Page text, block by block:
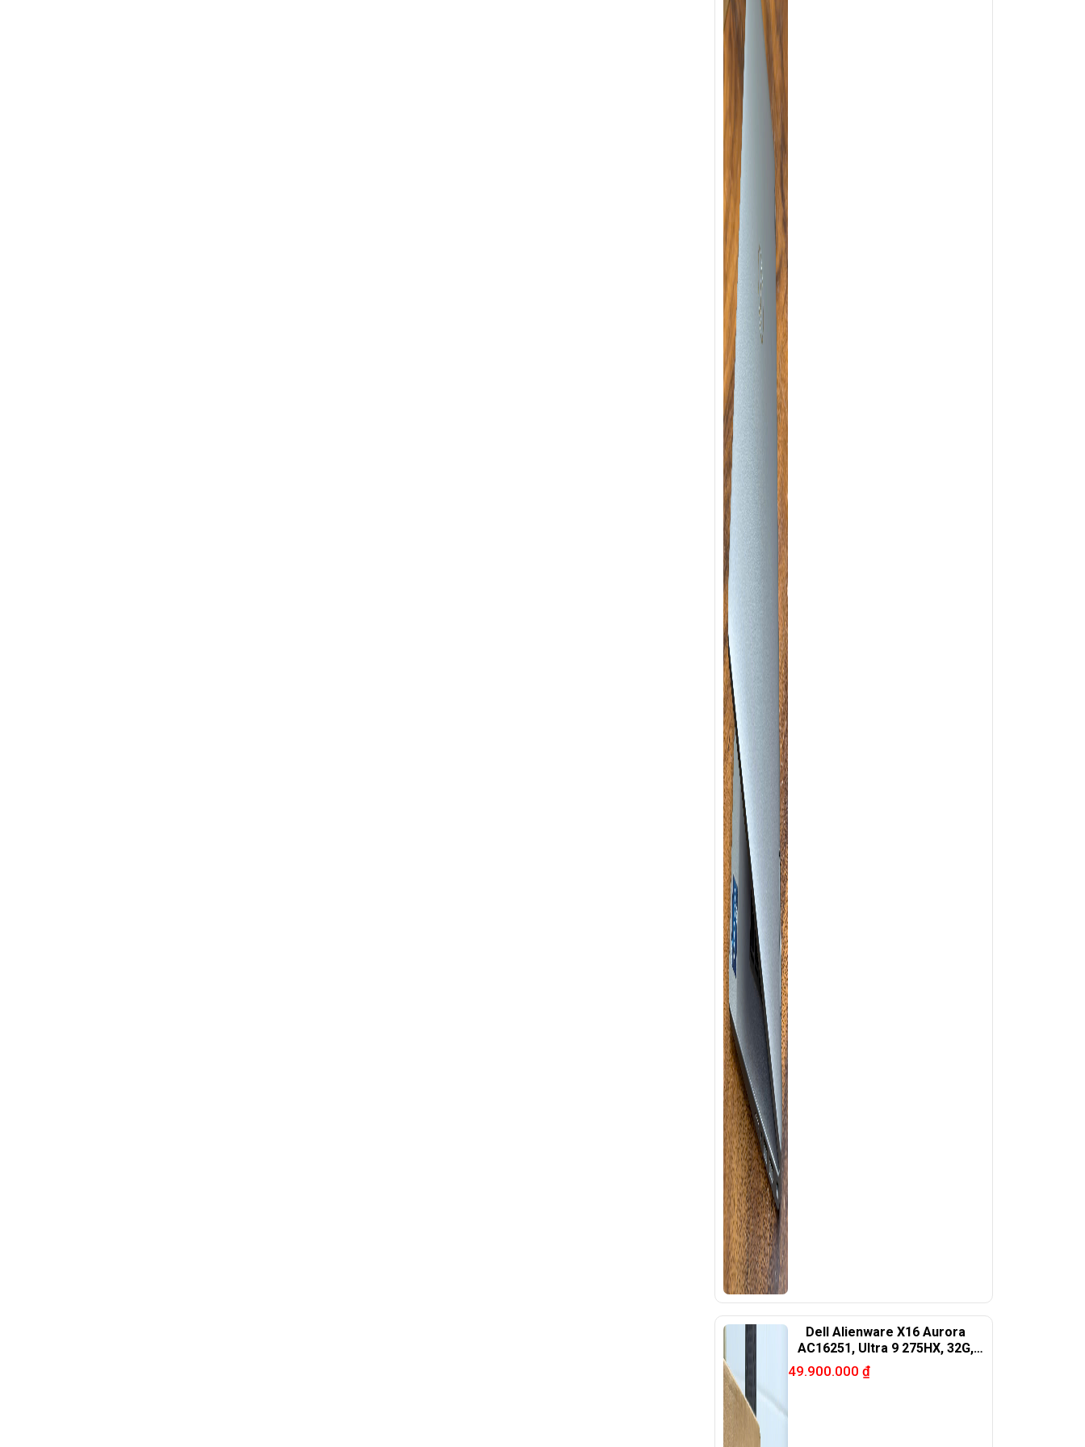
Dell Alienware X16 Aurora
AC16251, Ultra 9 275HX, 32G,
1TB, RTX 5070, 16in QHD+
240Hz
49.900.000 ₫